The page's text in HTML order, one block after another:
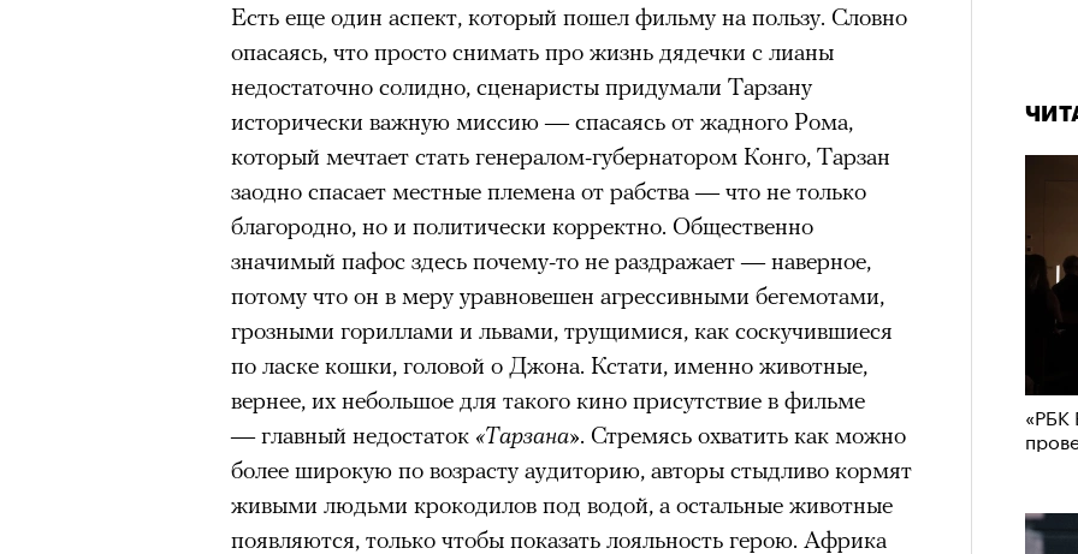
«РБК
00:00 / 00:00
Есть еще один аспект, который пошел фильму на пользу. Словно
опасаясь, что просто снимать про жизнь дядечки с лианы
недостаточно солидно, сценаристы придумали Тарзану
исторически важную миссию — спасаясь от жадного Рома,
который мечтает стать генералом-губернатором Конго, Тарзан
заодно спасает местные племена от рабства — что не только
благородно, но и политически корректно. Общественно
значимый пафос здесь почему-то не раздражает — наверное,
потому что он в меру уравновешен агрессивными бегемотами,
грозными гориллами и львами, трущимися, как соскучившиеся
по ласке кошки, головой о Джона. Кстати, именно животные,
вернее, их небольшое для такого кино присутствие в фильме
— главный недостаток «Тарзана». Стремясь охватить как можно
более широкую по возрасту аудиторию, авторы стыдливо кормят
живыми людьми крокодилов под водой, а остальные животные
появляются, только чтобы показать лояльность герою. Африка
Адресованный европейцам
добросердечный призыв
точно не будет лишним в
дни очередного обострения
мигрантского кризиса.
Кира
знакомить одиночек, подталкивать судьбу локтем. А вокруг —
Париж. У режиссера Жан-Пьера Жене город превращается в
большую шкатулку с зелеными стенами, красными абажурами и
маленькими чудесами.